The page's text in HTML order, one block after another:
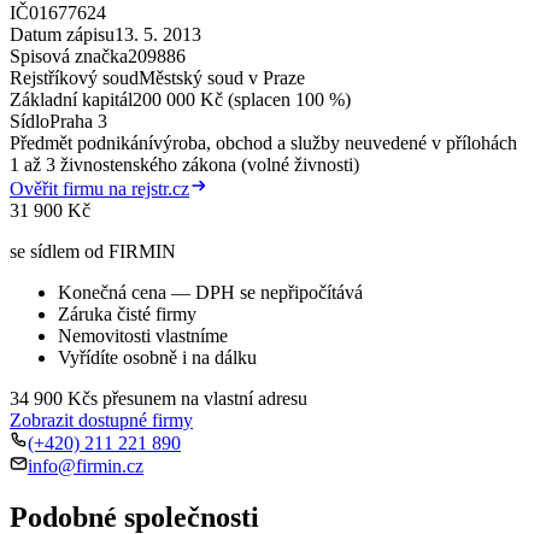
IČ01677624
Datum zápisu13. 5. 2013
Spisová značka209886
Rejstříkový soudMěstský soud v Praze
Základní kapitál200 000 Kč (splacen 100 %)
SídloPraha 3
Předmět podnikánívýroba, obchod a služby neuvedené v přílohách
1 až 3 živnostenského zákona (volné živnosti)
Ověřit firmu na rejstr.cz
31 900 Kč
se sídlem od FIRMIN
Konečná cena — DPH se nepřipočítává
Záruka čisté firmy
Nemovitosti vlastníme
Vyřídíte osobně i na dálku
34 900 Kčs přesunem na vlastní adresu
Zobrazit dostupné firmy
(+420) 211 221 890
info@firmin.cz
Podobné společnosti